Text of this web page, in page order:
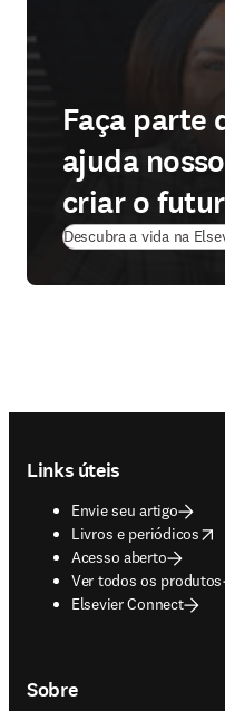
Faça parte
ajuda
criar o
Descubra a vida na
Links úteis
Envie seu artigo
Livros e periódicos
opens in new tab/
Acesso aberto
Ver todos os produtos
Elsevier Connect
Sobre